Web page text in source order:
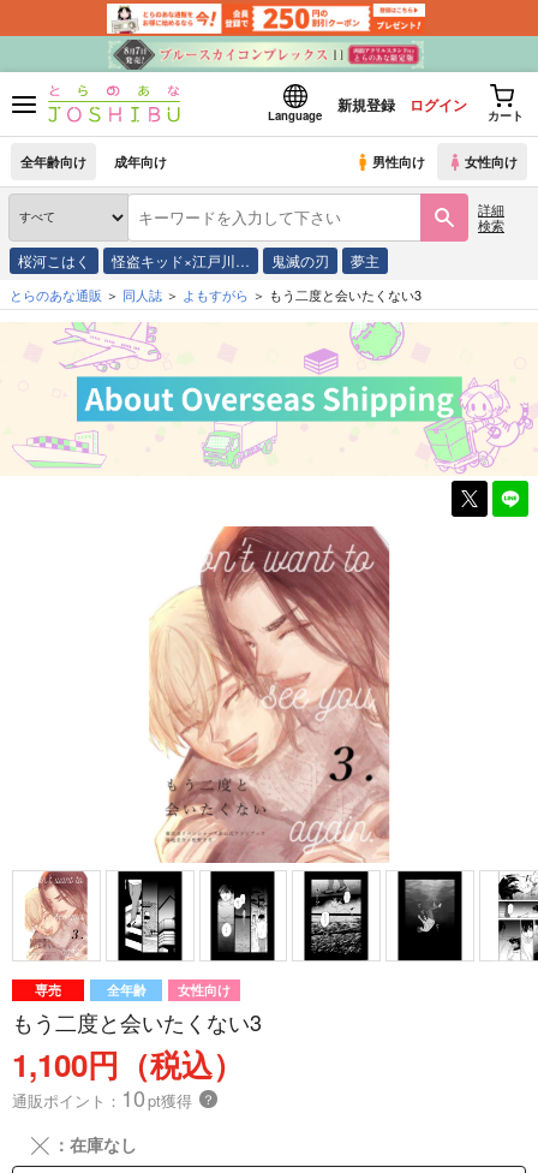
Language
新規登録 ログイン
カート
全年齢向け 成年向け 男性向け 女性向け
詳細
検索
桜河こはく 怪盗キッド×江戸川… 鬼滅の刃 夢主
とらのあな通販 同人誌 よもすがら もう二度と会いたくない3
専売 全年齢 女性向け
もう二度と会いたくない3
1,100円（税込）
通販ポイント： 10pt獲得 ？
╳ ：在庫なし